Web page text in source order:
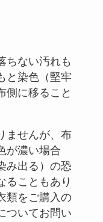
ちない汚れも
と染色（堅牢
側に移ること
ませんが、布
が濃い場合
み出る）の恐
ることもあり
類をご購入の
ついてお問い